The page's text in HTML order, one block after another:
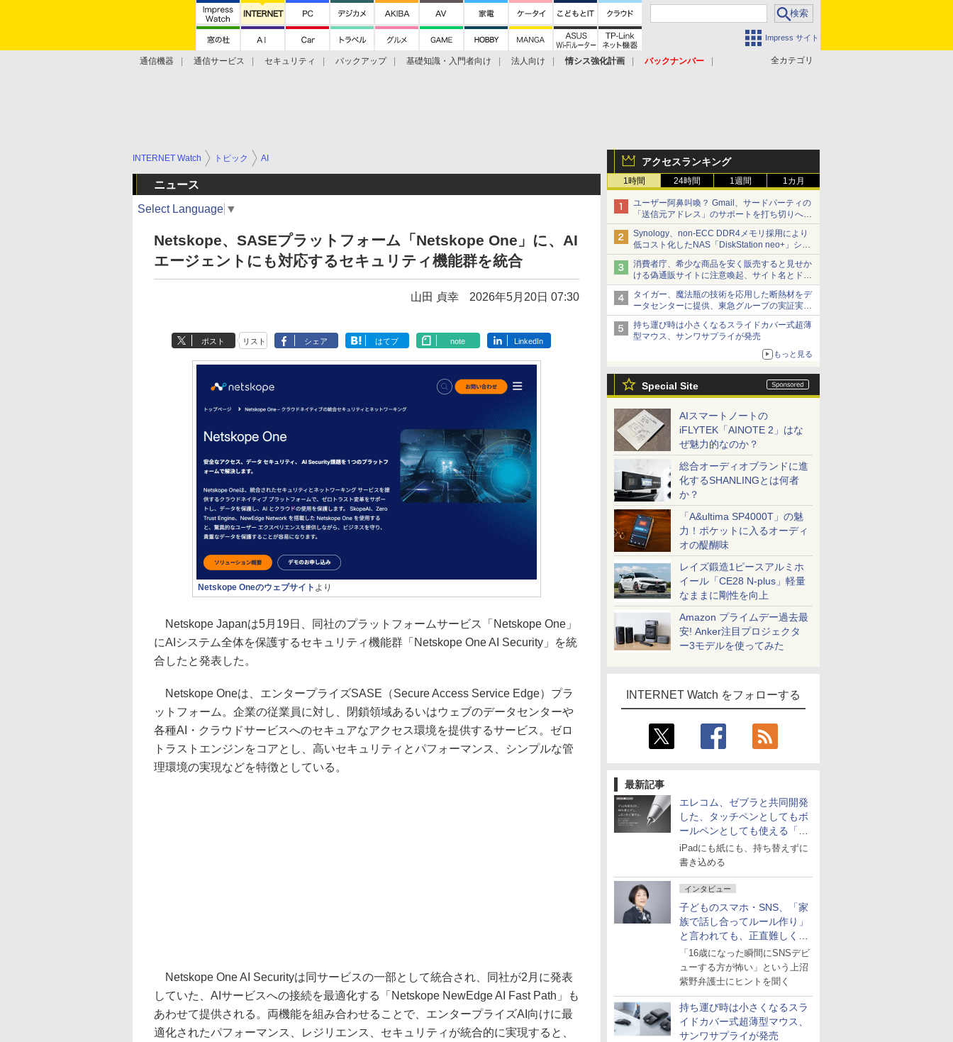
Impress サイト
全カテゴリ
通信機器 通信サービス セキュリティ バックアップ 基礎知識・入門者向け 法人向け 情シス強化計画
バックナンバー
アクセスランキング
1時間 24時間 1週間 1カ月
ユーザー阿鼻叫喚？ Gmail、サードパーティの
「送信元アドレス」のサポートを打ち切りへ
【やじうまWatch】
Synology、non-ECC DDR4メモリ採用により
低コスト化したNAS「DiskStation neo+」シリ
ーズ 予算を抑えて導入でき、ECCメモリへの
アップグレードも可能
消費者庁、希少な商品を安く販売すると見せか
ける偽通販サイトに注意喚起、サイト名とドメ
イン名を公表
タイガー、魔法瓶の技術を応用した断熱材をデ
ータセンターに提供、東急グループの実証実験
で 「ステンレス密封真空断熱パネル TIVIP」
持ち運び時は小さくなるスライドカバー式超薄
型マウス、サンワサプライが発売
もっと見る
Special Site
AIスマートノートの
iFLYTEK「AINOTE 2」はな
ぜ魅力的なのか？
総合オーディオブランドに進
化するSHANLINGとは何者
か？
「A&ultima SP4000T」の魅
力！ポケットに入るオーディ
オの醍醐味
レイズ鍛造1ピースアルミホ
イール「CE28 N-plus」軽量
なままに剛性を向上
Amazon プライムデー過去最
安! Anker注目プロジェクタ
ー3モデルを使ってみた
INTERNET Watch をフォローする
最新記事
エレコム、ゼブラと共同開発
した、タッチペンとしてもボ
ールペンとしても使える「ス
タイラスツーウェイ」発売
iPadにも紙にも、持ち替えずに
書き込める
インタビュー
子どものスマホ・SNS、「家
族で話し合ってルール作り」
と言われても、正直難しくな
いですか？
「16歳になった瞬間にSNSデビ
ューする方が怖い」という上沼
紫野弁護士にヒントを聞く
持ち運び時は小さくなるスラ
イドカバー式超薄型マウス、
サンワサプライが発売
INTERNET Watch トピック AI
ニュース
Select Language ▼
Netskope、SASEプラットフォーム「Netskope One」に、AI
エージェントにも対応するセキュリティ機能群を統合
山田 貞幸 2026年5月20日 07:30
ポスト リスト シェア はてブ note LinkedIn
Netskope Oneのウェブサイト より
Netskope Japanは5月19日、同社のプラットフォームサービス「Netskope One」
にAIシステム全体を保護するセキュリティ機能群「Netskope One AI Security」を統
合したと発表した。
Netskope Oneは、エンタープライズSASE（Secure Access Service Edge）プラ
ットフォーム。企業の従業員に対し、閉鎖領域あるいはウェブのデータセンターや
各種AI・クラウドサービスへのセキュアなアクセス環境を提供するサービス。ゼロ
トラストエンジンをコアとし、高いセキュリティとパフォーマンス、シンプルな管
理環境の実現などを特徴としている。
Netskope One AI Securityは同サービスの一部として統合され、同社が2月に発表
していた、AIサービスへの接続を最適化する「Netskope NewEdge AI Fast Path」も
あわせて提供される。両機能を組み合わせることで、エンタープライズAI向けに最
適化されたパフォーマンス、レジリエンス、セキュリティが統合的に実現すると、